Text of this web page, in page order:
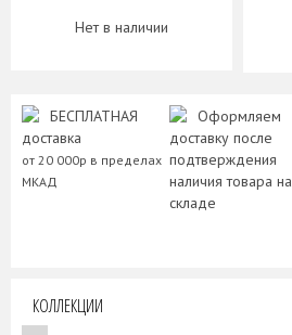
Нет в наличии
БЕСПЛАТНАЯ
доставка
от 20 000р в пределах
МКАД
Оформляем
доставку после
подтверждения
наличия товара на
складе
КОЛЛЕКЦИИ